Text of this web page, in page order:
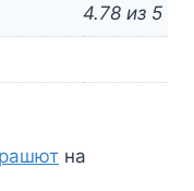
4.78 из 5
на